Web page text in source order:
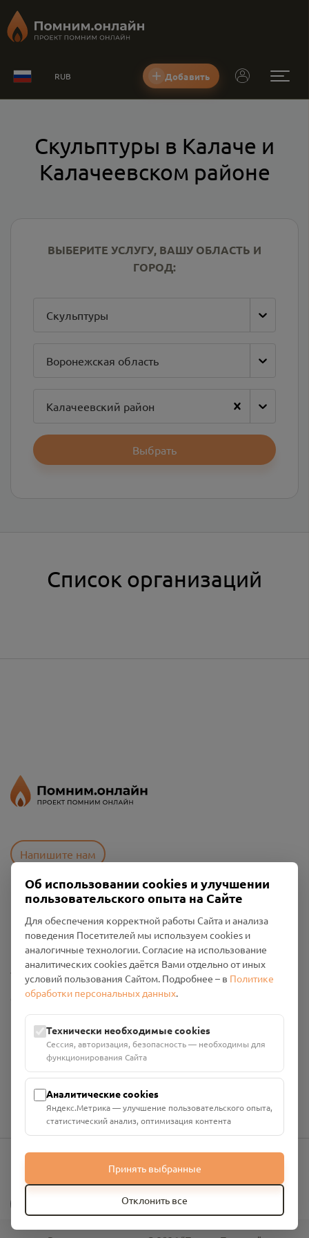
RUB Добавить
Скульптуры в Калаче и
Калачеевском районе
ВЫБЕРИТЕ УСЛУГУ, ВАШУ ОБЛАСТЬ И
ГОРОД:
Скульптуры
Воронежская область
Калачеевский район
Выбрать
Список организаций
Напишите нам
Политика конфиденциальности
Промо-материалы
Настройки cookies
Общество с ограниченной ответственностью «Смоленский
Проект Помним»
ИНН: 6700029207 ОГРН: 1256700001986
Юридический адрес: 216790, Смоленская область, р-н
Руднянский, г. Рудня, улица Западная, д. 26А, пом. 18
Номер счёта: 40702810901130004287 в АО "АЛЬФА-БАНК"
info@pomnim.online
Об использовании cookies и улучшении
пользовательского опыта на Сайте
Для обеспечения корректной работы Сайта и анализа
поведения Посетителей мы используем cookies и
аналогичные технологии. Согласие на использование
аналитических cookies даётся Вами отдельно от иных
условий пользования Сайтом. Подробнее – в Политике
обработки персональных данных.
Технически необходимые cookies
Сессия, авторизация, безопасность — необходимы для
функционирования Сайта
Аналитические cookies
Яндекс.Метрика — улучшение пользовательского опыта,
статистический анализ, оптимизация контента
Принять выбранные
Отклонить все